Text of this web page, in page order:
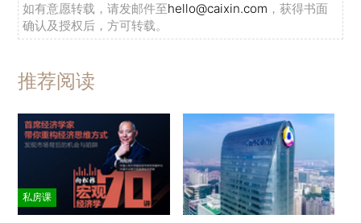
如有意愿转载，请发邮件至hello@caixin.com ，获得书面
确认及授权后，方可转载。
推荐阅读
私房课